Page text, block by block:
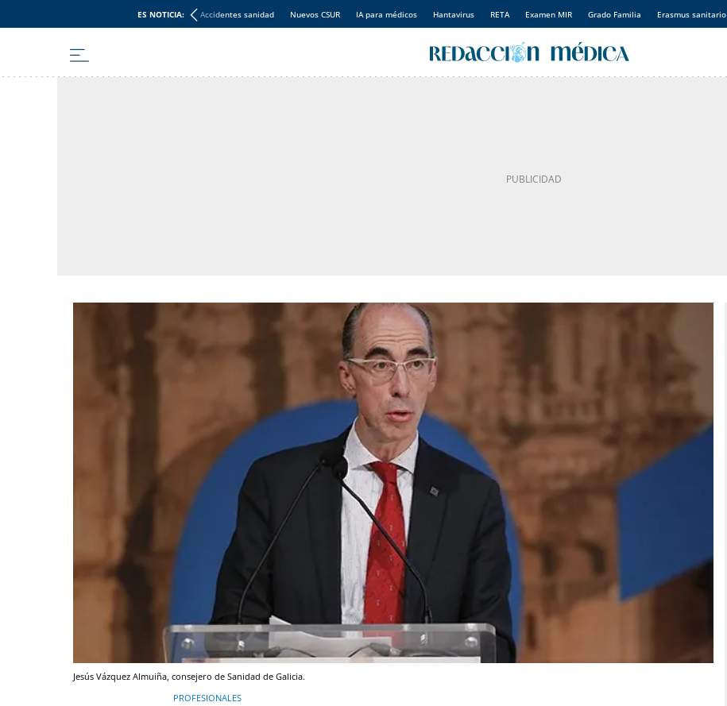
ES NOTICIA: Accidentes sanidad Nuevos CSUR IA para médicos Hantavirus RETA Examen MIR Grado Familia Erasmus sanitario
Jesús Vázquez Almuiña, consejero de Sanidad de Galicia.
PROFESIONALES